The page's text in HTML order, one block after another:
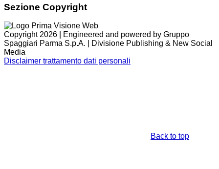
Sezione Copyright
Copyright 2026 | Engineered and powered by Gruppo
Spaggiari Parma S.p.A. | Divisione Publishing & New Social
Media
Disclaimer trattamento dati personali
Back to top